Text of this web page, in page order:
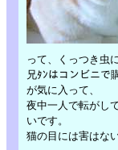
って、くっつき虫
兄ﾀﾝはコンビニで
が気に入って、
夜中一人で転がし
いです。
猫の目には害はな